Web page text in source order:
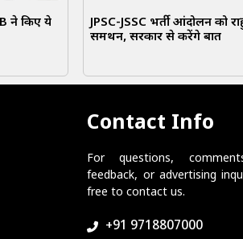
ने किए ये
JPSC-JSSC भर्ती आंदोलन को
समर्थन, सरकार से करेंगे बात
Contact Info
For questions,
feedback, or advertising
free to contact us.
+91 9718807000